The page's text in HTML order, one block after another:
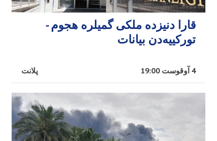
قارا دنیزده ملکی گمیلره هجوم -
تورکییه‌دن بیانات
پلانت 4 آوقوست 19:00